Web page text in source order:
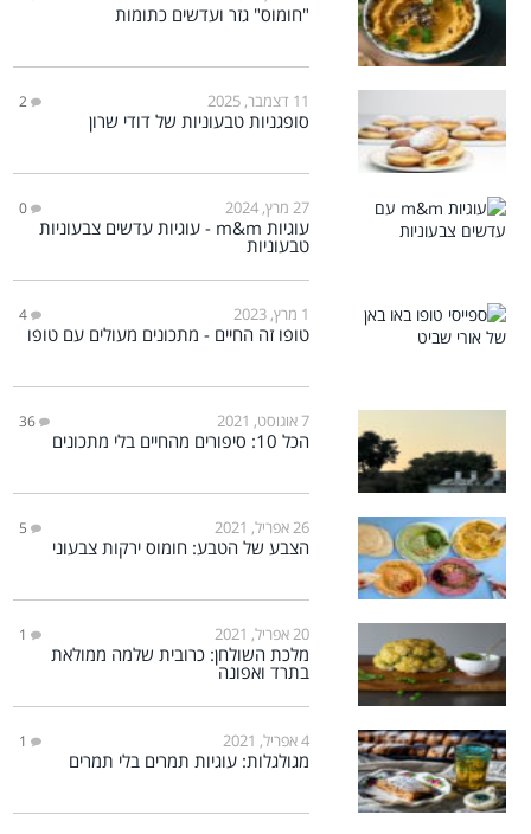
"חומוס" גזר ועדשים כתומות
11 דצמבר, 2025 2
סופגניות טבעוניות של דודי שרון
27 מרץ, 2024 0
עוגיות m&m - עוגיות עדשים צבעוניות
טבעוניות
1 מרץ, 2023 4
טופו זה החיים - מתכונים מעולים עם טופו
7 אוגוסט, 2021 36
הכל 10: סיפורים מהחיים בלי מתכונים
26 אפריל, 2021 5
הצבע של הטבע: חומוס ירקות צבעוני
20 אפריל, 2021 1
מלכת השולחן: כרובית שלמה ממולאת
בתרד ואפונה
4 אפריל, 2021 1
מגולגלות: עוגיות תמרים בלי תמרים